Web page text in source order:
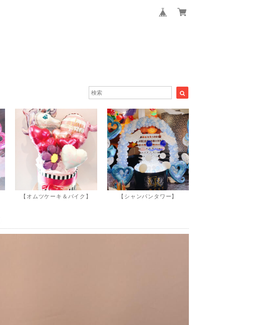
【オムツケーキ＆バイク】 【シャンパンタワー】